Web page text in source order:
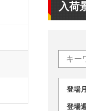
入荷
登
登